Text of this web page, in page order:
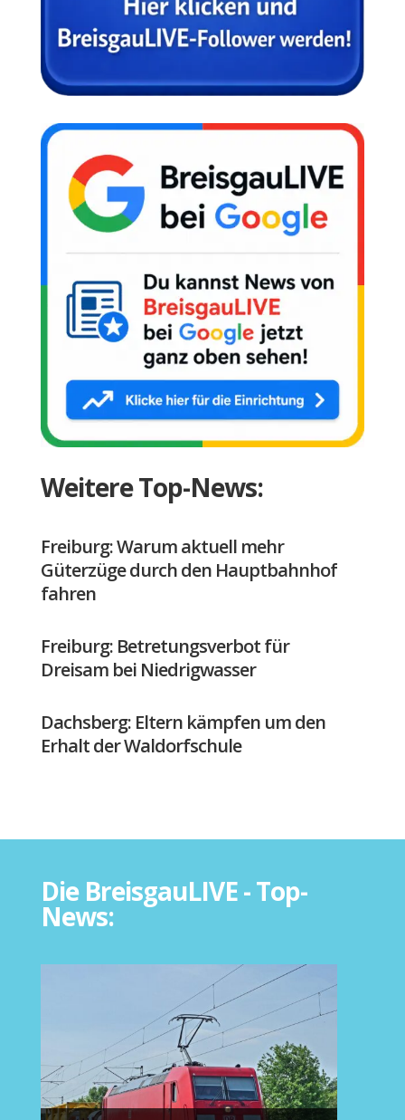
Weitere Top-News:
Freiburg: Warum aktuell mehr
Güterzüge durch den Hauptbahnhof
fahren
Freiburg: Betretungsverbot für
Dreisam bei Niedrigwasser
Dachsberg: Eltern kämpfen um den
Erhalt der Waldorfschule
Die BreisgauLIVE - Top-
News: